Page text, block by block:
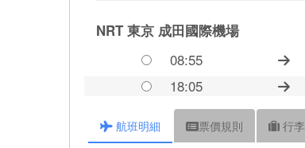
NRT 東京 成田國際機場
08:55
18:05
航班明細 票價規則 行李